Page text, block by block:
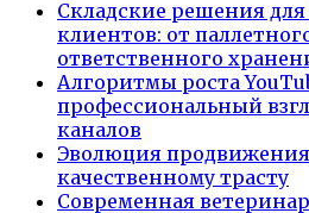
Складские решения
клиентов: от
ответственного
Алгоритмы роста
профессиональный
каналов
Эволюция продвижения
качественному трасту
Современная